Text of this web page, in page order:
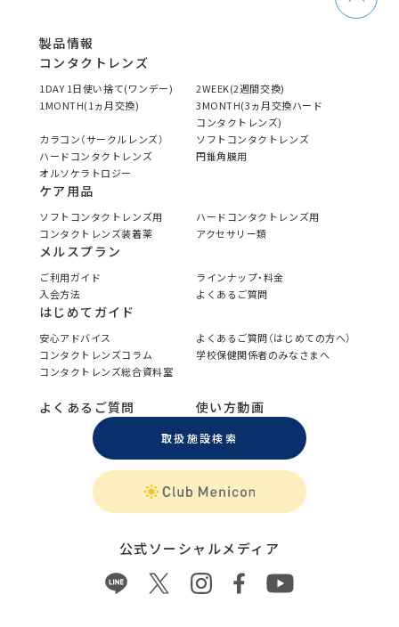
製品情報
コンタクトレンズ
1DAY 1日使い捨て(ワンデー)
2WEEK(2週間交換)
1MONTH(1ヵ月交換)
3MONTH(3ヵ月交換ハード
コンタクトレンズ)
カラコン（サークルレンズ）
ソフトコンタクトレンズ
ハードコンタクトレンズ
円錐角膜用
オルソケラトロジー
ケア用品
ソフトコンタクトレンズ用
ハードコンタクトレンズ用
コンタクトレンズ装着薬
アクセサリー類
メルスプラン
ご利用ガイド
ラインナップ・料金
入会方法
よくあるご質問
はじめてガイド
安心アドバイス
よくあるご質問（はじめての方へ）
コンタクトレンズコラム
学校保健関係者のみなさまへ
コンタクトレンズ総合資料室
よくあるご質問 使い方動画
取扱施設検索
公式ソーシャルメディア